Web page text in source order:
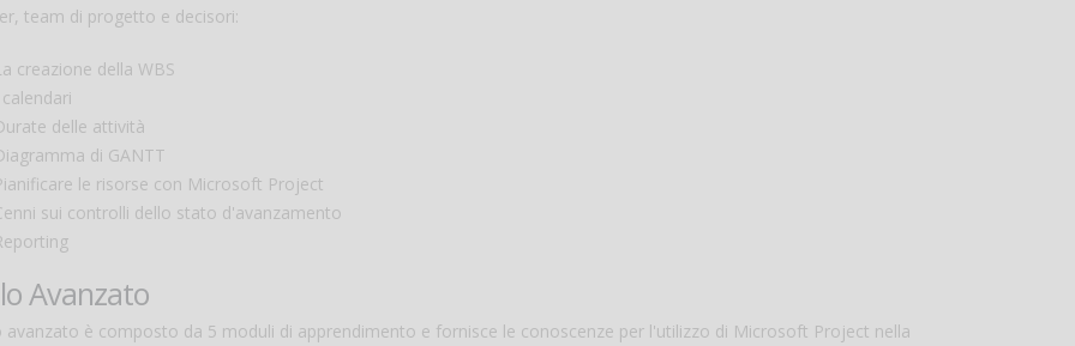
team di progetto e decisori:
creazione della WBS
calendari
delle attività
di GANTT
le risorse con Microsoft Project
sui controlli dello stato d'avanzamento
Avanzato
avanzato è composto da 5 moduli di apprendimento e fornisce le conoscenze per l'utilizzo di Microsoft Project nella